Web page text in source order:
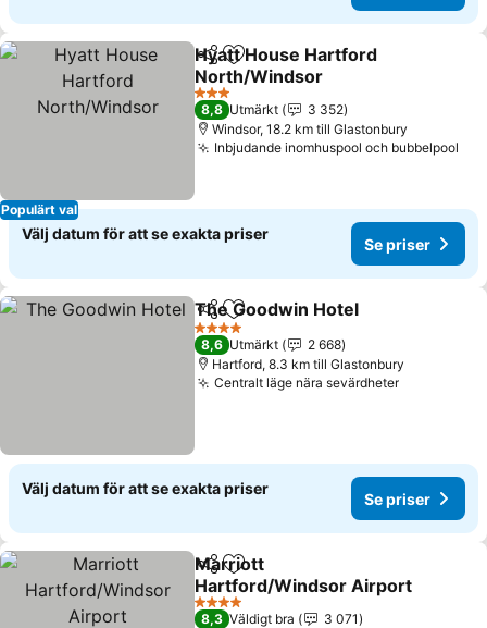
Populärt val
Dela Lägg till i Mina Favoriter
Hyatt House Hartford
North/Windsor
3 Stjärnor
8,8 Utmärkt
3 352
Windsor, 18.2 km till Glastonbury
Inbjudande inomhuspool och bubbelpool
Välj datum för att se exakta priser
Se priser
Dela Lägg till i Mina Favoriter
The Goodwin Hotel
4 Stjärnor
8,6 Utmärkt
2 668
Hartford, 8.3 km till Glastonbury
Centralt läge nära sevärdheter
Välj datum för att se exakta priser
Se priser
Dela Lägg till i Mina Favoriter
Marriott
Hartford/Windsor Airport
4 Stjärnor
8,3 Väldigt bra
3 071